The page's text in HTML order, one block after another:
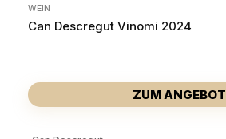
WEIN
Can Descregut Vinomi 2024
ZUM ANGEBOT